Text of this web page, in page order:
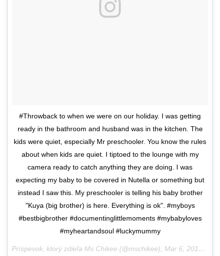
#Throwback to when we were on our holiday. I was getting
ready in the bathroom and husband was in the kitchen. The
kids were quiet, especially Mr preschooler. You know the rules
about when kids are quiet. I tiptoed to the lounge with my
camera ready to catch anything they are doing. I was
expecting my baby to be covered in Nutella or something but
instead I saw this. My preschooler is telling his baby brother
"Kuya (big brother) is here. Everything is ok". #myboys
#bestbigbrother #documentinglittlemoments #mybabyloves
#myheartandsoul #luckymummy
Príspevok, ktorý zdieľa Ms Chikee (@mschikee), Mar 6, 2017 o 1:08 PST